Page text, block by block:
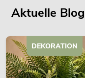
Aktuelle
DEKORATION